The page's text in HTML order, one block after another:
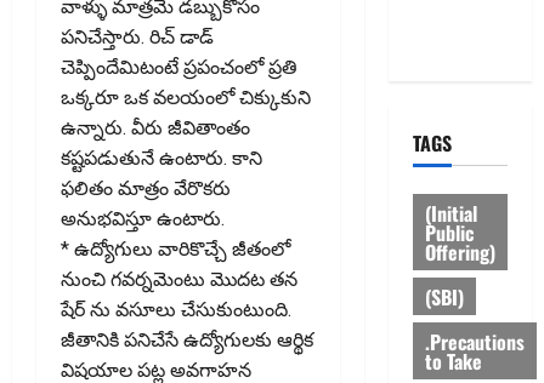
వాళ్ళు మాత్ర‌మే డబ్బుకోసం
పనిచేస్తారు. రిచ్ డాడ్
చెప్పిందేమిటంటే ప్రపంచంలో ప్రతి
ఒక్కరూ ఒక వలయంలో చిక్కుకుని
ఉన్నారు. వీరు జీవితాంతం
కష్టపడుతునే ఉంటారు. కాని
ఫలితం మాత్రం వేరొకరు
అనుభవిస్తూ ఉంటారు.
* ఉద్యోగులు వారికొచ్చే జీతంలో
నుంచి గవర్నమెంటు మొదట‌ తన
షేర్ ను వసూలు చేసుకుంటుంది.
జీతానికి పనిచేసే ఉద్యోగులకు ఆర్థిక
విషయాల పట్ల అవగాహన
TAGS
(Initial
Public
Offering)
(SBI)
.Precautions
to Take